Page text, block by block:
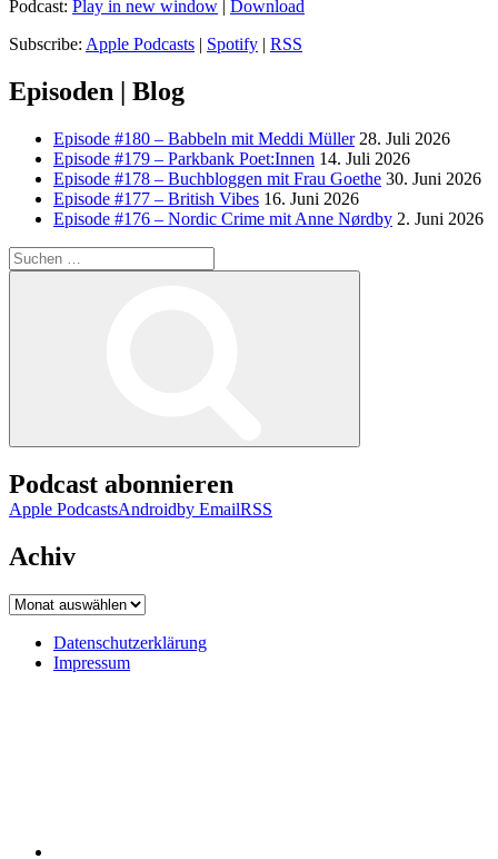
Podcast: Play in new window | Download
Subscribe: Apple Podcasts | Spotify | RSS
Episoden | Blog
Episode #180 – Babbeln mit Meddi Müller 28. Juli 2026
Episode #179 – Parkbank Poet:Innen 14. Juli 2026
Episode #178 – Buchbloggen mit Frau Goethe 30. Juni 2026
Episode #177 – British Vibes 16. Juni 2026
Episode #176 – Nordic Crime mit Anne Nørdby 2. Juni 2026
Suchen
nach:
Podcast abonnieren
Apple PodcastsAndroidby EmailRSS
Achiv
Achiv
Datenschutzerklärung
Impressum